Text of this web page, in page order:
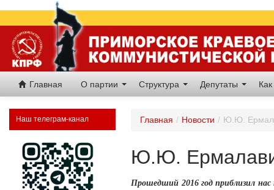
Главная О партии Структура Депутаты
Наш телеграм-канал Главная / Новости / Ю.Ю.
Ю.Ю.
Прошедший 2016 год приблизил